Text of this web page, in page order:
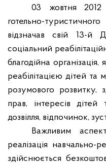
03 жовтня
готельно-
відзначав свій 13-й
соціальний
благодійна
реабілітацією дітей та
розумового розвитку,
прав, інтересів дітей
дозвілля, відпочинок,
Важливим
реалізація навчально-
здійснюється